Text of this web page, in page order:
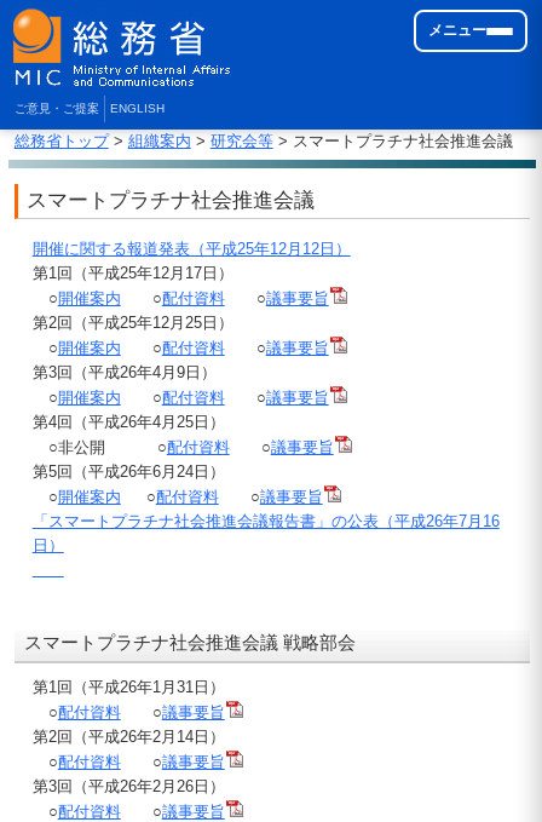
ご意見・ご提案 ENGLISH
メニュー
総務省トップ> 組織案内 > 研究会等> スマートプラチナ社会推進会議
スマートプラチナ社会推進会議
開催に関する報道発表（平成25年12月12日）
第1回（平成25年12月17日）
○開催案内 ○配付資料○議事要旨
第2回（平成25年12月25日）
○開催案内 ○配付資料○議事要旨
第3回（平成26年4月9日）
○開催案内 ○配付資料○議事要旨
第4回（平成26年4月25日）
○非公開 ○配付資料○議事要旨
第5回（平成26年6月24日）
○開催案内 ○配付資料○議事要旨
「スマートプラチナ社会推進会議報告書」の公表（平成26年7月16
日）
スマートプラチナ社会推進会議 戦略部会
第1回（平成26年1月31日）
○配付資料○議事要旨
第2回（平成26年2月14日）
○配付資料○議事要旨
第3回（平成26年2月26日）
○配付資料○議事要旨